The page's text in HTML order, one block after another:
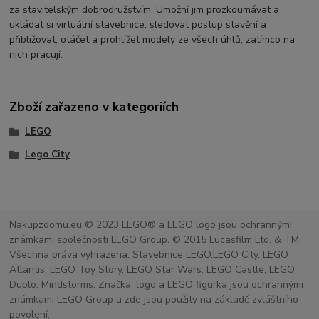
za stavitelským dobrodružstvím. Umožní jim prozkoumávat a
ukládat si virtuální stavebnice, sledovat postup stavění a
přibližovat, otáčet a prohlížet modely ze všech úhlů, zatímco na
nich pracují.
Zboží zařazeno v kategoriích
LEGO
Lego City
Nakupzdomu.eu © 2023 LEGO® a LEGO logo jsou ochrannými
známkami společnosti LEGO Group. © 2015 Lucasfilm Ltd. & TM.
Všechna práva vyhrazena. Stavebnice LEGO,LEGO City, LEGO
Atlantis, LEGO Toy Story, LEGO Star Wars, LEGO Castle, LEGO
Duplo, Mindstorms. Značka, logo a LEGO figurka jsou ochrannými
známkami LEGO Group a zde jsou použity na základě zvláštního
povolení.